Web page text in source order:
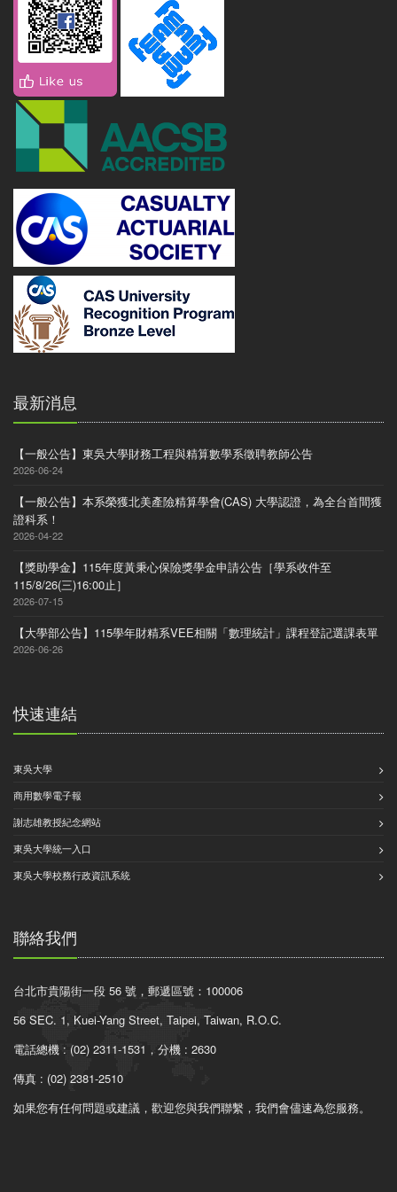
最新消息
【一般公告】東吳大學財務工程與精算數學系徵聘教師公告
2026-06-24
【一般公告】本系榮獲北美產險精算學會(CAS) 大學認證，為全台首間獲
證科系！
2026-04-22
【獎助學金】115年度黃秉心保險獎學金申請公告［學系收件至
115/8/26(三)16:00止］
2026-07-15
【大學部公告】115學年財精系VEE相關「數理統計」課程登記選課表單
2026-06-26
快速連結
東吳大學
商用數學電子報
謝志雄教授紀念網站
東吳大學統一入口
東吳大學校務行政資訊系統
聯絡我們
台北市貴陽街一段 56 號，郵遞區號：100006
56 SEC. 1, Kuei-Yang Street, Taipei, Taiwan, R.O.C.
電話總機 : (02) 2311-1531，分機 : 2630
傳真 : (02) 2381-2510
如果您有任何問題或建議，歡迎您與我們聯繫，我們會儘速為您服務。